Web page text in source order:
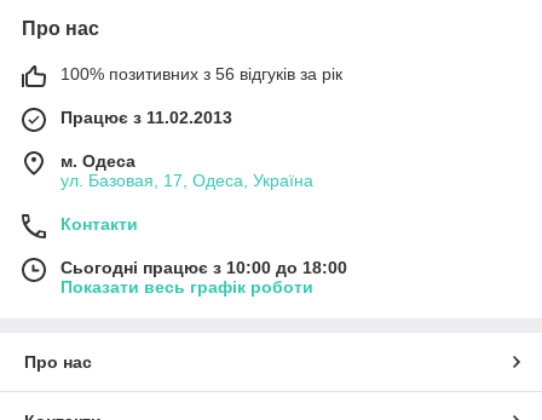
Про нас
100% позитивних з 56 відгуків за рік
Працює з 11.02.2013
м. Одеса
ул. Базовая, 17, Одеса, Україна
Контакти
Сьогодні працює з 10:00 до 18:00
Показати весь графік роботи
Про нас